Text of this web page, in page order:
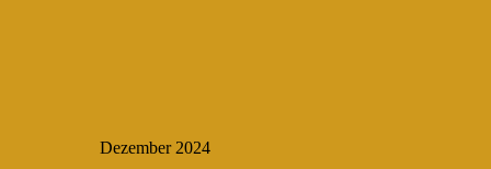
Dezember 2024